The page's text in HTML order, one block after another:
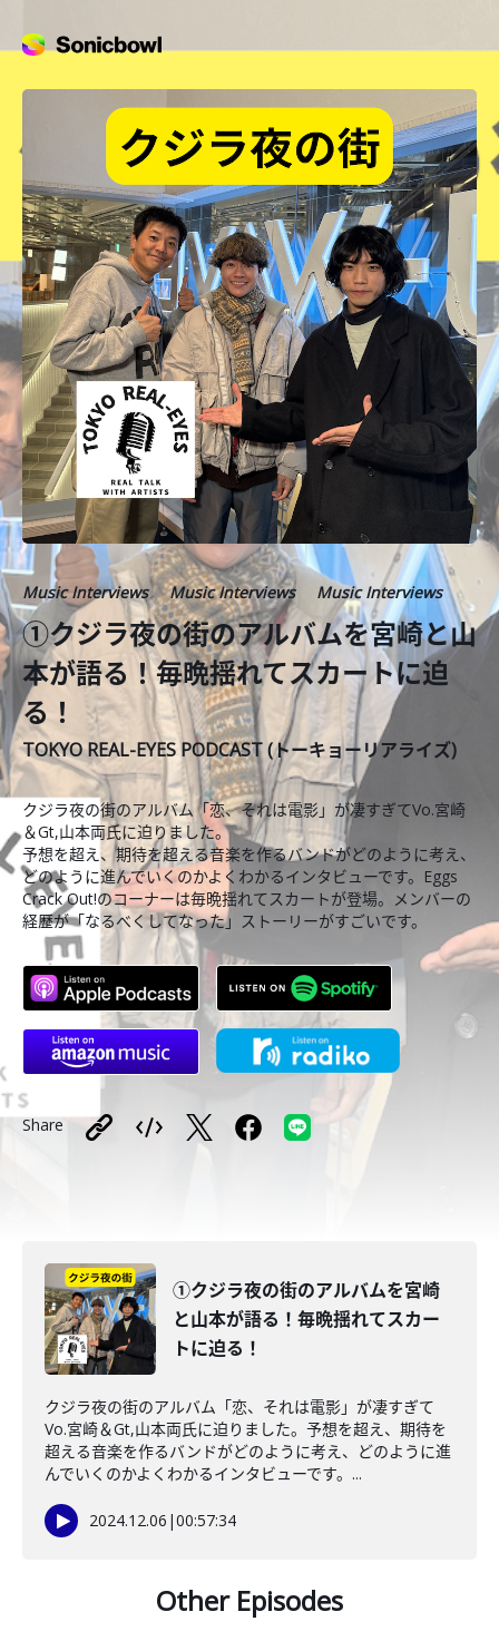
Music Interviews Music Interviews Music Interviews
①クジラ夜の街のアルバムを宮崎と山
本が語る！毎晩揺れてスカートに迫
る！
TOKYO REAL-EYES PODCAST (トーキョーリアライズ)
クジラ夜の街のアルバム「恋、それは電影」が凄すぎてVo.宮崎
＆Gt,山本両氏に迫りました。
予想を超え、期待を超える音楽を作るバンドがどのように考え、
どのように進んでいくのかよくわかるインタビューです。Eggs
Crack Out!のコーナーは毎晩揺れてスカートが登場。メンバーの
経歴が「なるべくしてなった」ストーリーがすごいです。
Share
①クジラ夜の街のアルバムを宮崎
と山本が語る！毎晩揺れてスカー
トに迫る！
クジラ夜の街のアルバム「恋、それは電影」が凄すぎて
Vo.宮崎＆Gt,山本両氏に迫りました。予想を超え、期待を
超える音楽を作るバンドがどのように考え、どのように進
んでいくのかよくわかるインタビューです。...
2024.12.06 |00:57:34
Other Episodes